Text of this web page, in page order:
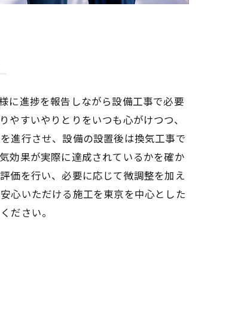
に進捗を報告しながら設備工事で必要
やすいやりとりをいつも心がけつつ、
進行させ、設備の設置後は換気工事で
効果が実際に達成されているかを確か
価を行い、必要に応じて微調整を加え
心いただける施工を東京を中心とした
ださい。